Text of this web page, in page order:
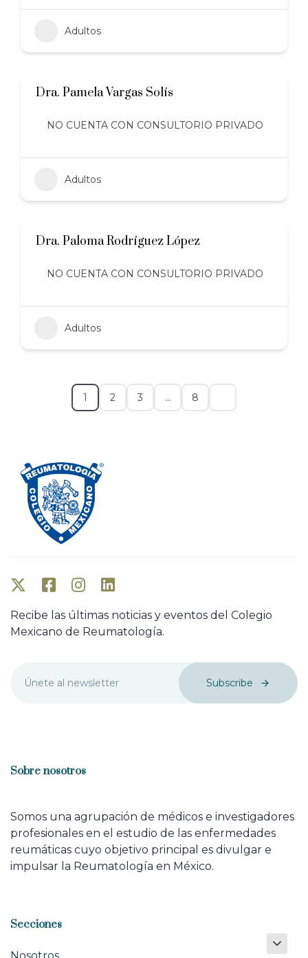
Adultos
Dra. Pamela Vargas Solís
NO CUENTA CON CONSULTORIO PRIVADO
Adultos
Dra. Paloma Rodríguez López
NO CUENTA CON CONSULTORIO PRIVADO
Adultos
1 2 3 … 8
Recibe las últimas noticias y eventos del Colegio
Mexicano de Reumatología.
Subscribe
Sobre nosotros
Somos una agrupación de médicos e investigadores
profesionales en el estudio de las enfermedades
reumáticas cuyo objetivo principal es divulgar e
impulsar la Reumatología en México.
Secciones